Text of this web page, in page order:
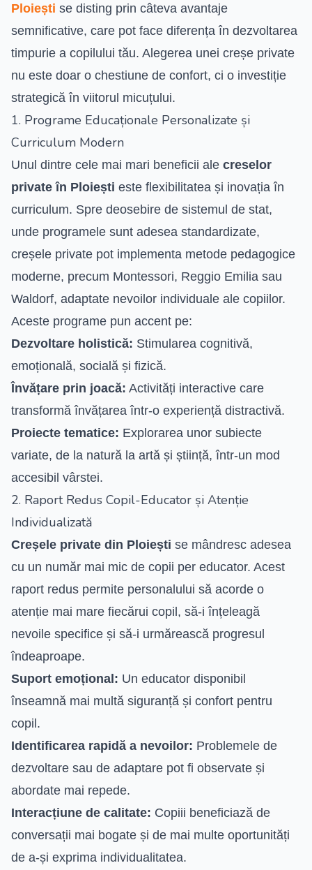
Ploiești se disting prin câteva avantaje
semnificative, care pot face diferența în dezvoltarea
timpurie a copilului tău. Alegerea unei creșe private
nu este doar o chestiune de confort, ci o investiție
strategică în viitorul micuțului.
1. Programe Educaționale Personalizate și
Curriculum Modern
Unul dintre cele mai mari beneficii ale creselor
private în Ploiești este flexibilitatea și inovația în
curriculum. Spre deosebire de sistemul de stat,
unde programele sunt adesea standardizate,
creșele private pot implementa metode pedagogice
moderne, precum Montessori, Reggio Emilia sau
Waldorf, adaptate nevoilor individuale ale copiilor.
Aceste programe pun accent pe:
Dezvoltare holistică: Stimularea cognitivă,
emoțională, socială și fizică.
Învățare prin joacă: Activități interactive care
transformă învățarea într-o experiență distractivă.
Proiecte tematice: Explorarea unor subiecte
variate, de la natură la artă și știință, într-un mod
accesibil vârstei.
2. Raport Redus Copil-Educator și Atenție
Individualizată
Creșele private din Ploiești se mândresc adesea
cu un număr mai mic de copii per educator. Acest
raport redus permite personalului să acorde o
atenție mai mare fiecărui copil, să-i înțeleagă
nevoile specifice și să-i urmărească progresul
îndeaproape.
Suport emoțional: Un educator disponibil
înseamnă mai multă siguranță și confort pentru
copil.
Identificarea rapidă a nevoilor: Problemele de
dezvoltare sau de adaptare pot fi observate și
abordate mai repede.
Interacțiune de calitate: Copiii beneficiază de
conversații mai bogate și de mai multe oportunități
de a-și exprima individualitatea.